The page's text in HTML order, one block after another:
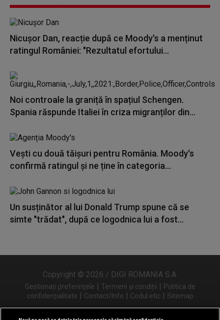
Nicușor Dan, reacție după ce Moody's a menținut
ratingul României: "Rezultatul efortului...
Noi controale la graniță în spațiul Schengen.
Spania răspunde Italiei în criza migranților din...
Vești cu două tăișuri pentru România. Moody's
confirmă ratingul și ne ține în categoria...
Un susținător al lui Donald Trump spune că se
simte "trădat", după ce logodnica lui a fost...
Copyright © 2026 / DIGI ROMANIA S.A.
Gestionați preferințele | Termeni și condiții | Politica de
confidențialitate | Contact/Info | Codul etic | Sitemap